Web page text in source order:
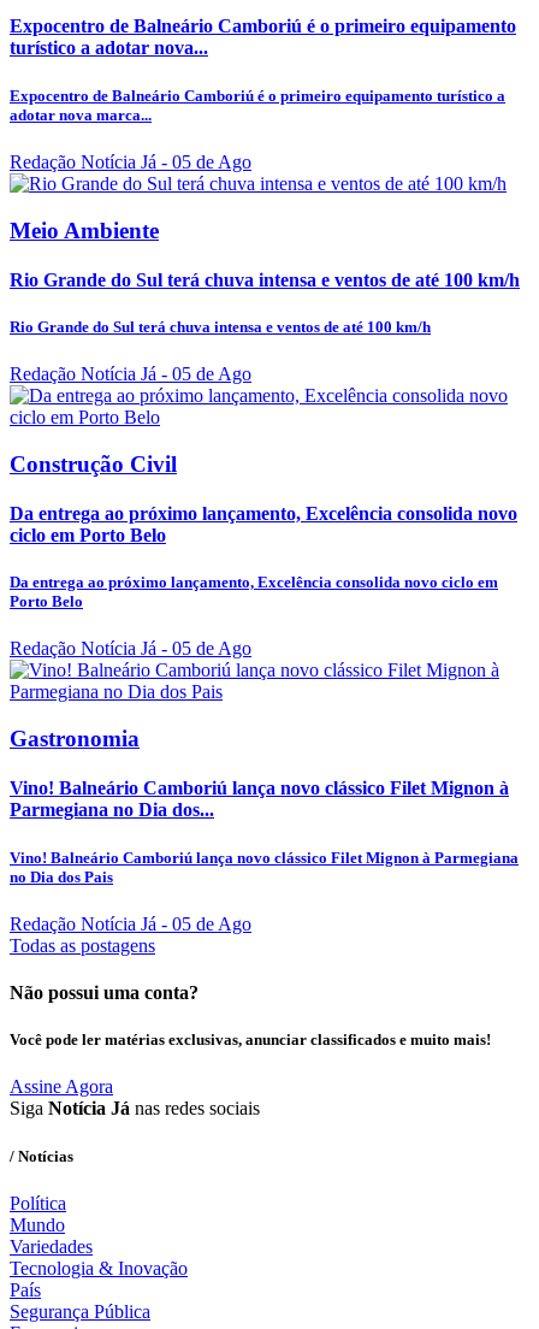
Expocentro de Balneário Camboriú é o primeiro equipamento
turístico a adotar nova...
Expocentro de Balneário Camboriú é o primeiro equipamento turístico a
adotar nova marca...
Redação Notícia Já - 05 de Ago
Meio Ambiente
Rio Grande do Sul terá chuva intensa e ventos de até 100 km/h
Rio Grande do Sul terá chuva intensa e ventos de até 100 km/h
Redação Notícia Já - 05 de Ago
Construção Civil
Da entrega ao próximo lançamento, Excelência consolida novo
ciclo em Porto Belo
Da entrega ao próximo lançamento, Excelência consolida novo ciclo em
Porto Belo
Redação Notícia Já - 05 de Ago
Gastronomia
Vino! Balneário Camboriú lança novo clássico Filet Mignon à
Parmegiana no Dia dos...
Vino! Balneário Camboriú lança novo clássico Filet Mignon à Parmegiana
no Dia dos Pais
Redação Notícia Já - 05 de Ago
Todas as postagens
Não possui uma conta?
Você pode ler matérias exclusivas, anunciar classificados e muito mais!
Assine Agora
Siga Notícia Já nas redes sociais
/ Notícias
Política
Mundo
Variedades
Tecnologia & Inovação
País
Segurança Pública